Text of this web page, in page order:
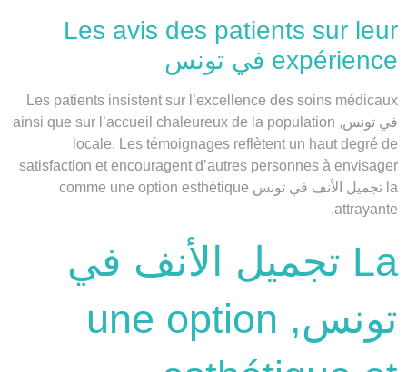
Les avis des patients sur leur
expérience في تونس
Les patients insistent sur l’excellence des soins médicaux
في تونس, ainsi que sur l’accueil chaleureux de la population
locale. Les témoignages reflètent un haut degré de
satisfaction et encouragent d’autres personnes à envisager
la تجميل الأنف في تونس comme une option esthétique
attrayante.
La تجميل الأنف في
تونس, une option